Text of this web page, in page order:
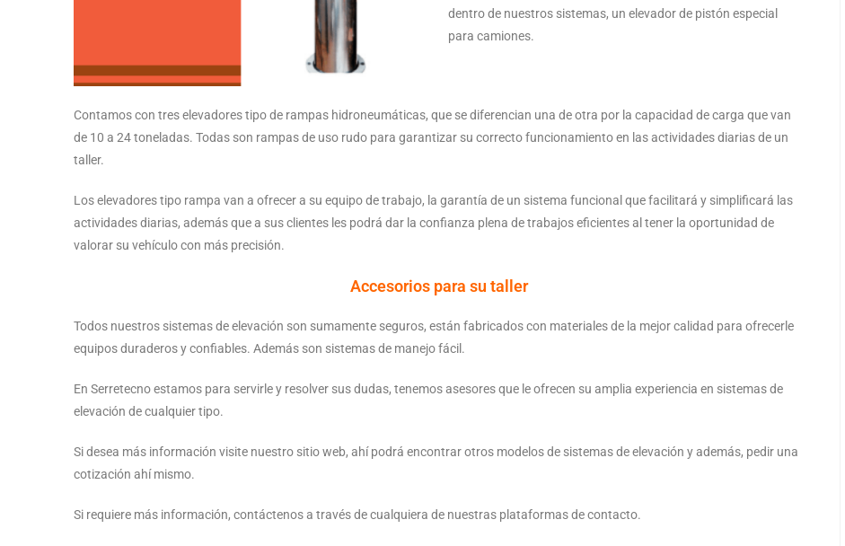
dentro de nuestros sistemas, un elevador de pistón especial
para camiones.
Contamos con tres elevadores tipo de rampas hidroneumáticas, que se diferencian una de otra por la capacidad de carga que van
de 10 a 24 toneladas. Todas son rampas de uso rudo para garantizar su correcto funcionamiento en las actividades diarias de un
taller.
Los elevadores tipo rampa van a ofrecer a su equipo de trabajo, la garantía de un sistema funcional que facilitará y simplificará las
actividades diarias, además que a sus clientes les podrá dar la confianza plena de trabajos eficientes al tener la oportunidad de
valorar su vehículo con más precisión.
Accesorios para su taller
Todos nuestros sistemas de elevación son sumamente seguros, están fabricados con materiales de la mejor calidad para ofrecerle
equipos duraderos y confiables. Además son sistemas de manejo fácil.
En Serretecno estamos para servirle y resolver sus dudas, tenemos asesores que le ofrecen su amplia experiencia en sistemas de
elevación de cualquier tipo.
Si desea más información visite nuestro sitio web, ahí podrá encontrar otros modelos de sistemas de elevación y además, pedir una
cotización ahí mismo.
Si requiere más información, contáctenos a través de cualquiera de nuestras plataformas de contacto.